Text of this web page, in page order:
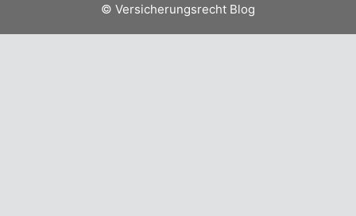
© Versicherungsrecht Blog